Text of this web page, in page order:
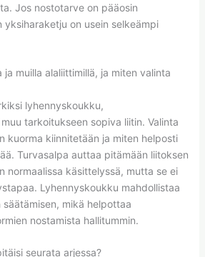
Jos nostotarve on pääosin
yksiharaketju on usein selkeämpi
ja muilla alaliittimillä, ja miten valinta
lyhennyskoukku,
tarkoitukseen sopiva liitin. Valinta
kuorma kiinnitetään ja miten helposti
Turvasalpa auttaa pitämään liitoksen
normaalissa käsittelyssä, mutta se ei
Lyhennyskoukku mahdollistaa
mikä helpottaa
nostamista hallitummin.
seurata arjessa?